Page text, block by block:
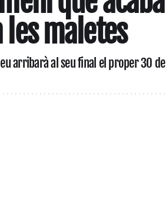
maletes
arribarà al seu final el proper 30 de